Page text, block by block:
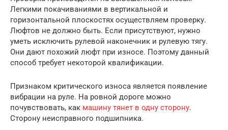
Легкими покачиваниями в вертикальной и
горизонтальной плоскостях осуществляем проверку.
Люфтов не должно быть. Если присутствуют, нужно
уметь исключить рулевой наконечник и рулевую тягу.
Они дают похожий люфт при износе. Поэтому данный
способ требует некоторой квалификации.
Признаком критического износа является появление
вибрации на руле. На ровной дороге можно
почувствовать, как машину тянет в одну сторону.
Сторону неисправного подшипника.